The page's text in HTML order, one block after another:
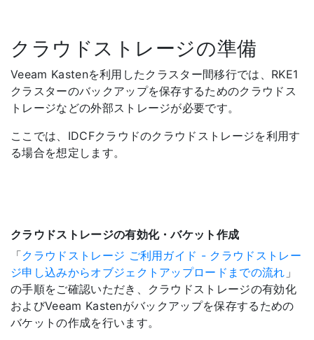
クラウドストレージの準備
Veeam Kastenを利用したクラスター間移行では、RKE1
クラスターのバックアップを保存するためのクラウドス
トレージなどの外部ストレージが必要です。
ここでは、IDCFクラウドのクラウドストレージを利用す
る場合を想定します。
クラウドストレージの有効化・バケット作成
「クラウドストレージ ご利用ガイド - クラウドストレー
ジ申し込みからオブジェクトアップロードまでの流れ 」
の手順をご確認いただき、クラウドストレージの有効化
およびVeeam Kastenがバックアップを保存するための
バケットの作成を行います。